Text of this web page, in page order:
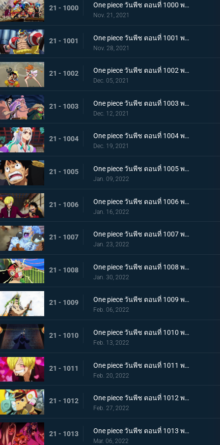
21 - 1000 One piece วันพีช ตอนที่ 1000 พากย์ไทย กำลังรบเหนือระดับ! กลุ่มหมวกฟางรวมพล
Nov. 21, 2021
21 - 1001 One piece วันพีช ตอนที่ 1001 พากย์ไทย การเชื้อเชิญที่อันตราย แผนกำจัดควีน
Nov. 28, 2021
21 - 1002 One piece วันพีช ตอนที่ 1002 พากย์ไทย โชคชะตาครั้งใหม่ นามิ กับ อุลติ
Dec. 05, 2021
21 - 1003 One piece วันพีช ตอนที่ 1003 พากย์ไทย ดาบแห่งความเด็ดเดี่ยว! ปลอกดาบแดงปะทะไคโดอีกครั้ง
Dec. 12, 2021
21 - 1004 One piece วันพีช ตอนที่ 1004 พากย์ไทย ท่าที่รับสืบทอดมา ระเบิดท่าเพลงดาบลับของโอเด้ง
Dec. 19, 2021
21 - 1005 One piece วันพีช ตอนที่ 1005 พากย์ไทย อานุภาพของอสูรน้ำแข็ง กระสุนภัยโรคระบาดแบบใหม่
Jan. 09, 2022
21 - 1006 One piece วันพีช ตอนที่ 1006 พากย์ไทย อภัยให้ไม่ได้! การตัดสินใจของช็อปเปอร์
Jan. 16, 2022
21 - 1007 One piece วันพีช ตอนที่ 1007 พากย์ไทย การไล่ล่าของโซโล! อสูรน้ำแข็ง in เกมไล่จับ
Jan. 23, 2022
21 - 1008 One piece วันพีช ตอนที่ 1008 พากย์ไทย นามิยอมจำนน ท่าเฮดบลัดของอุลติ
Jan. 30, 2022
21 - 1009 One piece วันพีช ตอนที่ 1009 พากย์ไทย ซาซากิรุกหนัก หน่วยรบหุ้มเกราะปะทะยามาโตะ
Feb. 06, 2022
21 - 1010 One piece วันพีช ตอนที่ 1010 พากย์ไทย ทลายอสูรน้ำแข็ง แผนเพลิงของช็อปเปอร์!
Feb. 13, 2022
21 - 1011 One piece วันพีช ตอนที่ 1011 พากย์ไทย ดีก็แย่แล้ว! แมงมุมล่อลวงซันจิ
Feb. 20, 2022
21 - 1012 One piece วันพีช ตอนที่ 1012 พากย์ไทย เดินหมากผิดเกม! เพลิงของนกอมตะมัลโก้
Feb. 27, 2022
21 - 1013 One piece วันพีช ตอนที่ 1013 พากย์ไทย อดีตของยาโมโตะ ชายผู้หมายหัว 4 จักรพรรดิ
Mar. 06, 2022